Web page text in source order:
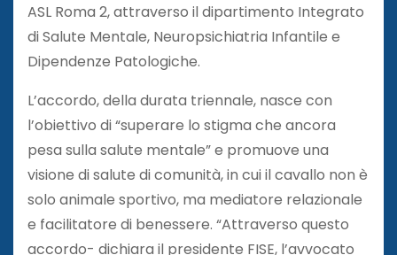
ASL Roma 2, attraverso il dipartimento Integrato
di Salute Mentale, Neuropsichiatria Infantile e
Dipendenze Patologiche.
L’accordo, della durata triennale, nasce con
l’obiettivo di “superare lo stigma che ancora
pesa sulla salute mentale” e promuove una
visione di salute di comunità, in cui il cavallo non è
solo animale sportivo, ma mediatore relazionale
e facilitatore di benessere. “Attraverso questo
accordo- dichiara il presidente FISE, l’avvocato